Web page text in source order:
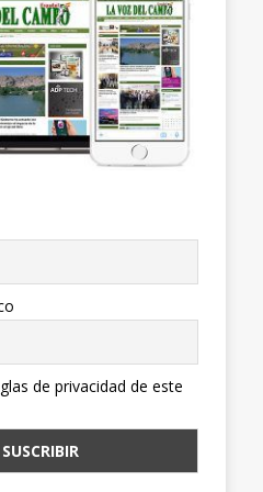
de privacidad de este